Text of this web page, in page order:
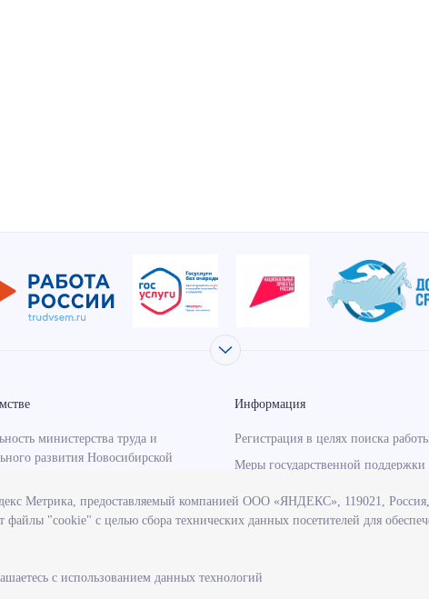
министерства труда и
развития Новосибирской
надзорная деятельность
Информация
Регистрация в целях поиска
Меры государственной поддержки
Информация для работодателей
Метрика, предоставляемый компанией ООО «ЯНДЕКС», 119021,
"cookie" с целью сбора технических данных посетителей для
с использованием данных технологий